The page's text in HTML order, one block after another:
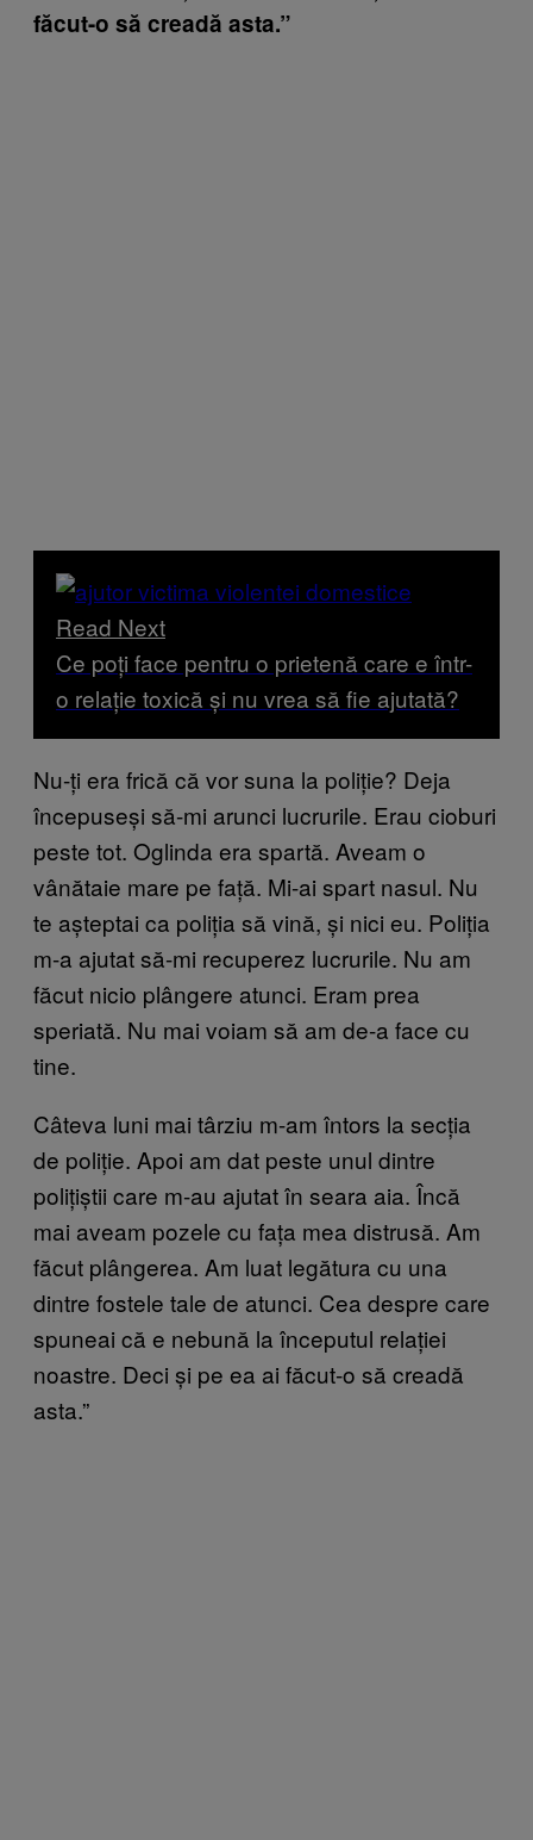
făcut-o să creadă asta.”
Read Next
Ce poți face pentru o prietenă care e într-
o relație toxică și nu vrea să fie ajutată?
Nu-ți era frică că vor suna la poliție? Deja
începuseși să-mi arunci lucrurile. Erau cioburi
peste tot. Oglinda era spartă. Aveam o
vânătaie mare pe față. Mi-ai spart nasul. Nu
te așteptai ca poliția să vină, și nici eu. Poliția
m-a ajutat să-mi recuperez lucrurile. Nu am
făcut nicio plângere atunci. Eram prea
speriată. Nu mai voiam să am de-a face cu
tine.
Câteva luni mai târziu m-am întors la secția
de poliție. Apoi am dat peste unul dintre
polițiștii care m-au ajutat în seara aia. Încă
mai aveam pozele cu fața mea distrusă. Am
făcut plângerea. Am luat legătura cu una
dintre fostele tale de atunci. Cea despre care
spuneai că e nebună la începutul relației
noastre. Deci și pe ea ai făcut-o să creadă
asta.”